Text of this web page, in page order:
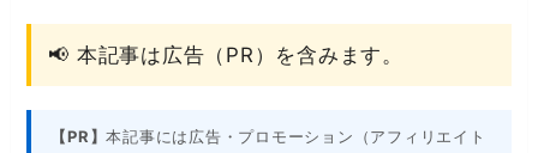
📢 本記事は広告（PR）を含みます。
【PR】本記事には広告・プロモーション（アフィリエイト